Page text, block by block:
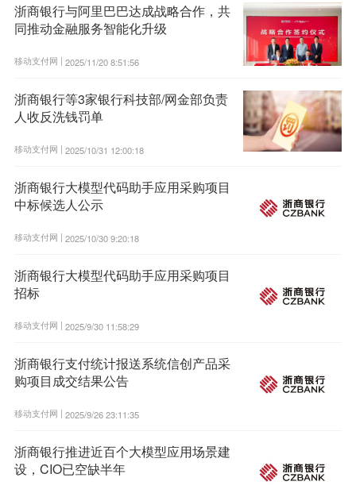
浙商银行与阿里巴巴达成战略合作，共
同推动金融服务智能化升级
移动支付网 | 2025/11/20 8:51:56
浙商银行等3家银行科技部/网金部负责
人收反洗钱罚单
移动支付网 | 2025/10/31 12:00:18
浙商银行大模型代码助手应用采购项目
中标候选人公示
移动支付网 | 2025/10/30 9:20:18
浙商银行大模型代码助手应用采购项目
招标
移动支付网 | 2025/9/30 11:58:29
浙商银行支付统计报送系统信创产品采
购项目成交结果公告
移动支付网 | 2025/9/26 23:11:35
浙商银行推进近百个大模型应用场景建
设，CIO已空缺半年